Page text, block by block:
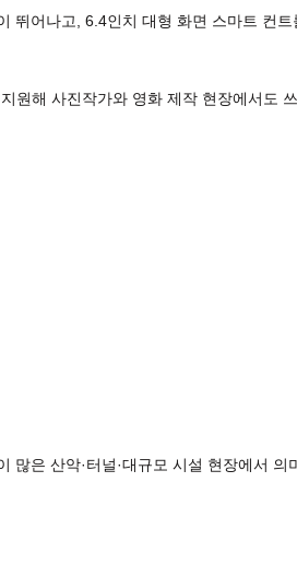
뛰어나고, 6.4인치 대형 화면 스마트 컨트
원해 사진작가와 영화 제작 현장에서도
많은 산악·터널·대규모 시설 현장에서 의